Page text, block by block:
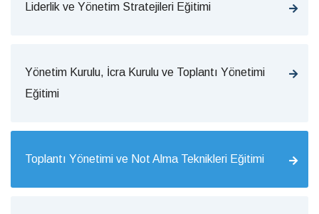
Liderlik ve Yönetim Stratejileri Eğitimi
Yönetim Kurulu, İcra Kurulu ve Toplantı Yönetimi
Eğitimi
Toplantı Yönetimi ve Not Alma Teknikleri Eğitimi